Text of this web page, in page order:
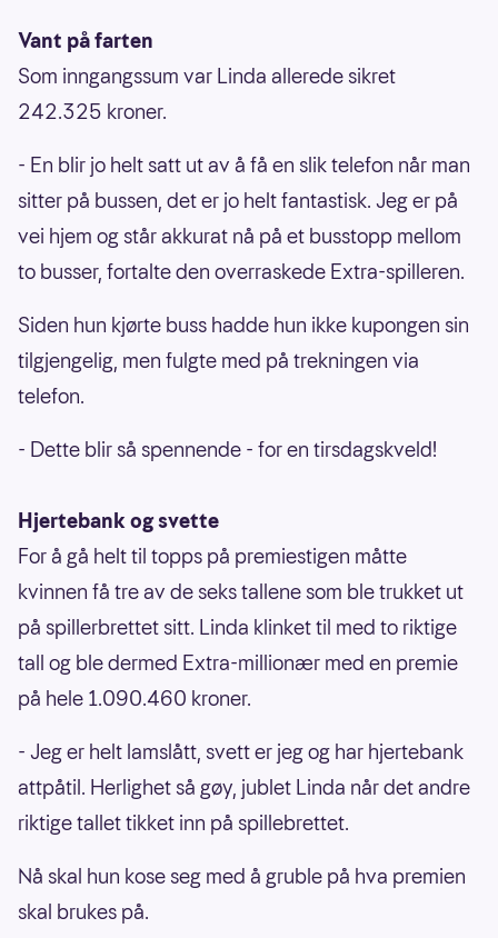
Vant på farten
Som inngangssum var Linda allerede sikret
242.325 kroner.
- En blir jo helt satt ut av å få en slik telefon når man
sitter på bussen, det er jo helt fantastisk. Jeg er på
vei hjem og står akkurat nå på et busstopp mellom
to busser, fortalte den overraskede Extra-spilleren.
Siden hun kjørte buss hadde hun ikke kupongen sin
tilgjengelig, men fulgte med på trekningen via
telefon.
- Dette blir så spennende - for en tirsdagskveld!
Hjertebank og svette
For å gå helt til topps på premiestigen måtte
kvinnen få tre av de seks tallene som ble trukket ut
på spillerbrettet sitt. Linda klinket til med to riktige
tall og ble dermed Extra-millionær med en premie
på hele 1.090.460 kroner.
- Jeg er helt lamslått, svett er jeg og har hjertebank
attpåtil. Herlighet så gøy, jublet Linda når det andre
riktige tallet tikket inn på spillebrettet.
Nå skal hun kose seg med å gruble på hva premien
skal brukes på.